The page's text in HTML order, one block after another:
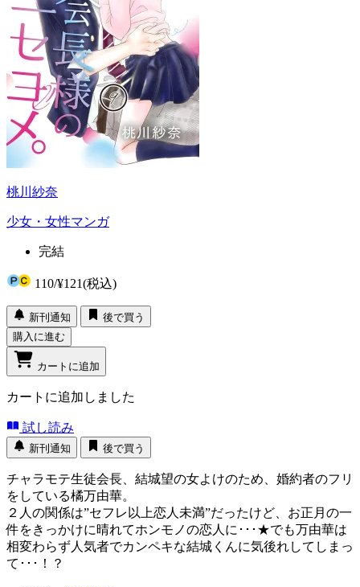
桃川紗奈
少女・女性マンガ
完結
110/¥121(税込)
新刊通知
後で買う
購入に進む
カートに追加
カートに追加しました
試し読み
新刊通知 後で買う
チャラモテ生徒会長、結城望の女よけのため、婚約者のフリ
をしている橘万由華。
２人の関係は”セフレ以上恋人未満”だったけど、お正月の一
件をきっかけに晴れてホンモノの恋人に･･･★でも万由華は
相変わらず人気者でカンペキな結城くんに気後れしてしまっ
て･･･！？